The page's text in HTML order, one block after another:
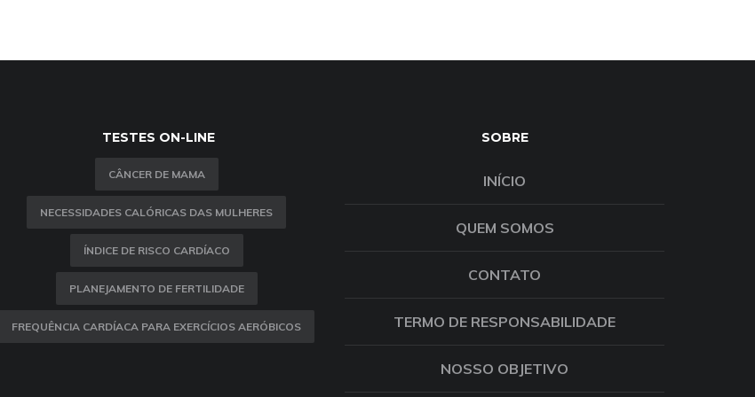
TESTES ON-LINE
CÂNCER DE MAMA
NECESSIDADES CALÓRICAS DAS MULHERES
ÍNDICE DE RISCO CARDÍACO
PLANEJAMENTO DE FERTILIDADE
FREQUÊNCIA CARDÍACA PARA EXERCÍCIOS AERÓBICOS
SOBRE
INÍCIO
QUEM SOMOS
CONTATO
TERMO DE RESPONSABILIDADE
NOSSO OBJETIVO